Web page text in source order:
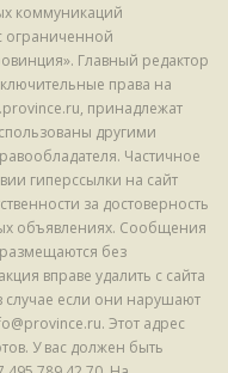
коммуникаций
ограниченной
Главный редактор
права на
принадлежат
другими
Частичное
гиперссылки на сайт
за достоверность
объявлениях. Сообщения
без
вправе удалить с сайта
если они нарушают
Этот адрес
У вас должен быть